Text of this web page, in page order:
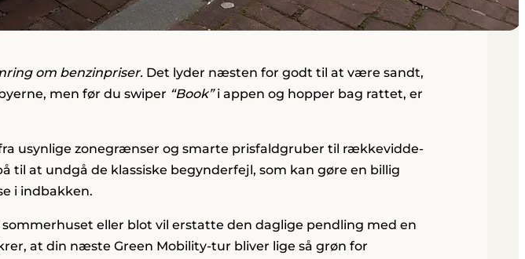
om benzinpriser. Det lyder næsten for godt til at være sandt,
men før du swiper “Book”i appen og hopper bag rattet, er
usynlige zonegrænser og smarte prisfaldgruber til rækkevidde-
at undgå de klassiske begynderfejl, som kan gøre en billig
i indbakken.
eller blot vil erstatte den daglige pendling med en
at din næste Green Mobility-tur bliver lige så grøn for